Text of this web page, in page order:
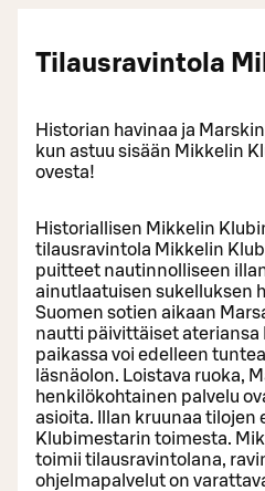
Tilausravintola
Historian havinaa ja
kun astuu sisään Mikkelin
ovesta!
Historiallisen Mikkelin
tilausravintola Mikkelin
puitteet nautinnolliseen
ainutlaatuisen sukelluksen
Suomen sotien aikaan
nautti päivittäiset ateriansa
paikassa voi edelleen
läsnäolon. Loistava ruoka,
henkilökohtainen palvelu
asioita. Illan kruunaa tilojen
Klubimestarin toimesta.
toimii tilausravintolana,
ohjelmapalvelut on